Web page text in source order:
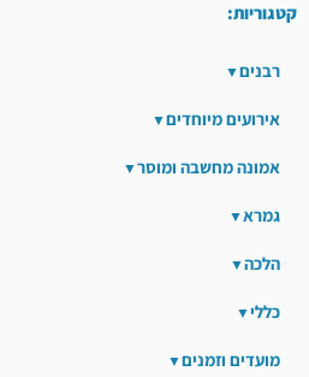
קטגוריות:
רבנים
אירועים מיוחדים
אמונה מחשבה ומוסר
גמרא
הלכה
כללי
מועדים וזמנים